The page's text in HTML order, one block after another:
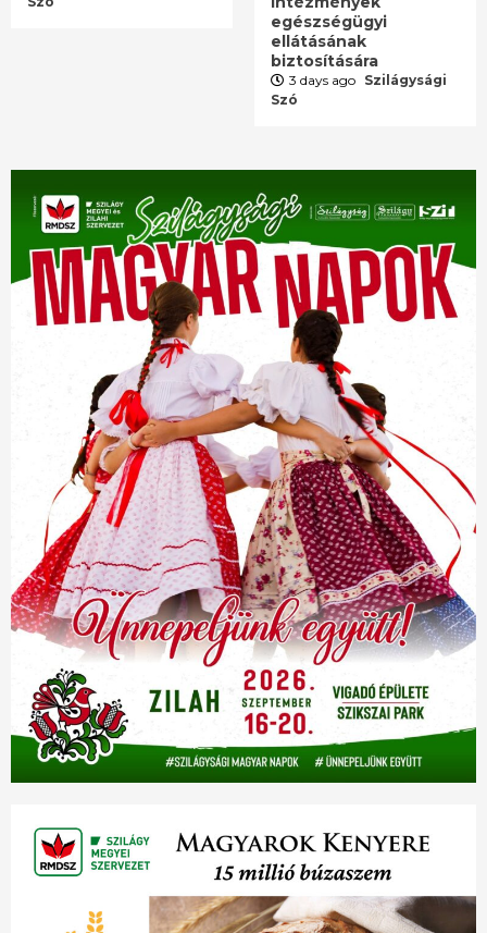
egészségügyi
ellátásának
biztosítására
3 days ago Szilágysági
Szó